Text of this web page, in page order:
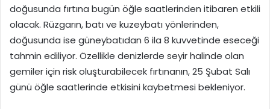
doğusunda fırtına bugün öğle saatlerinden itibaren etkili
olacak. Rüzgarın, batı ve kuzeybatı yönlerinden,
doğusunda ise güneybatıdan 6 ila 8 kuvvetinde eseceği
tahmin ediliyor. Özellikle denizlerde seyir halinde olan
gemiler için risk oluşturabilecek fırtınanın, 25 Şubat Salı
günü öğle saatlerinde etkisini kaybetmesi bekleniyor.